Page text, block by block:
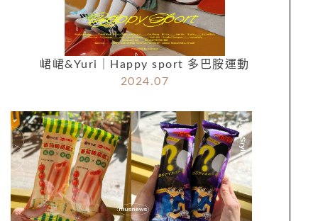
峮峮&Yuri｜Happy sport 多巴胺運動
2024.07